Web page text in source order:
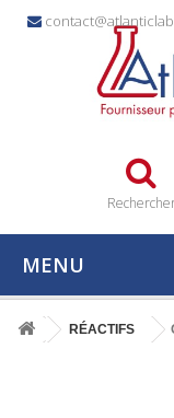
MENU
RÉACTIFS